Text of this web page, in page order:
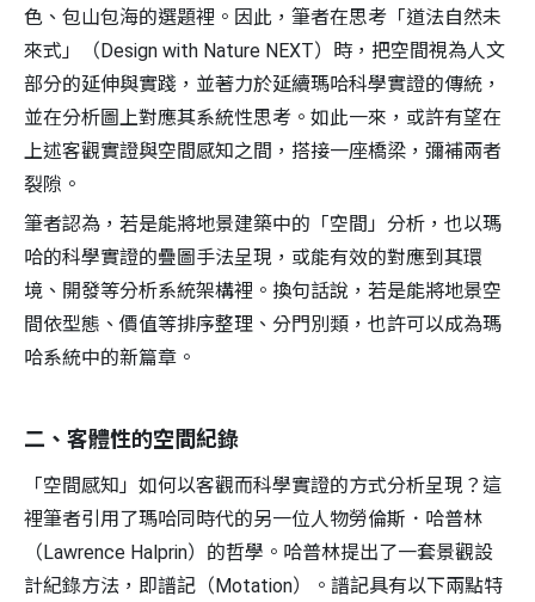
色、包山包海的選題裡。因此，筆者在思考「道法自然未
來式」（Design with Nature NEXT）時，把空間視為人文
部分的延伸與實踐，並著力於延續瑪哈科學實證的傳統，
並在分析圖上對應其系統性思考。如此一來，或許有望在
上述客觀實證與空間感知之間，搭接一座橋梁，彌補兩者
裂隙。
筆者認為，若是能將地景建築中的「空間」分析，也以瑪
哈的科學實證的疊圖手法呈現，或能有效的對應到其環
境、開發等分析系統架構裡。換句話說，若是能將地景空
間依型態、價值等排序整理、分門別類，也許可以成為瑪
哈系統中的新篇章。
二、客體性的空間紀錄
「空間感知」如何以客觀而科學實證的方式分析呈現？這
裡筆者引用了瑪哈同時代的另一位人物勞倫斯．哈普林
（Lawrence Halprin）的哲學。哈普林提出了一套景觀設
計紀錄方法，即譜記（Motation）。譜記具有以下兩點特